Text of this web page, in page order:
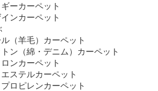
ーカーペット
ンカーペット
（羊毛）カーペット
トン（綿・デニム）カーペット
ンカーペット
ステルカーペット
ロピレンカーペット